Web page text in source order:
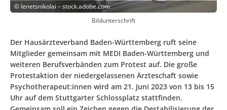
© lenetsnikolai – stock.adobe.com
Bildunterschrift
Der Hausärzteverband Baden-Württemberg ruft seine
Mitglieder gemeinsam mit MEDI Baden-Württemberg und
weiteren Berufsverbänden zum Protest auf. Die große
Protestaktion der niedergelassenen Ärzteschaft sowie
Psychotherapeut:innen wird am 21. Juni 2023 von 13 bis 15
Uhr auf dem Stuttgarter Schlossplatz stattfinden.